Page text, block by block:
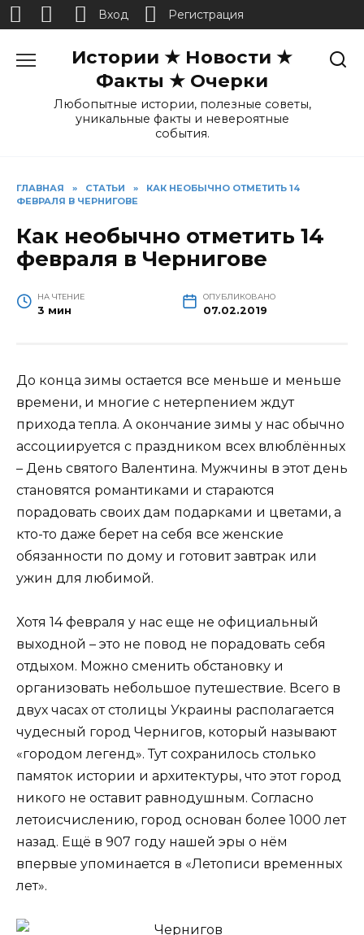
Истории ★ Новости ★
Факты ★ Очерки
Любопытные истории, полезные советы,
уникальные факты и невероятные
события.
ГЛАВНАЯ » СТАТЬИ »
КАК НЕОБЫЧНО ОТМЕТИТЬ 14
ФЕВРАЛЯ В ЧЕРНИГОВЕ
Как необычно отметить 14
февраля в Чернигове
НА ЧТЕНИЕ
3 мин
ОПУБЛИКОВАНО
07.02.2019
До конца зимы остается все меньше и меньше
времени, и многие с нетерпением ждут
прихода тепла. А окончание зимы у нас обычно
ассоциируется с праздником всех влюблённых
– День святого Валентина. Мужчины в этот день
становятся романтиками и стараются
порадовать своих дам подарками и цветами, а
кто-то даже берет на себя все женские
обязанности по дому и готовит завтрак или
ужин для любимой.
Хотя 14 февраля у нас еще не официальный
выходной – это не повод не порадовать себя
отдыхом. Можно сменить обстановку и
организовать небольшое путешествие. Всего в
двух часах от столицы Украины располагается
чудесный город Чернигов, который называют
«городом легенд». Тут сохранилось столько
памяток истории и архитектуры, что этот город
никого не оставит равнодушным. Согласно
летоисчислению, город основан более 1000 лет
назад. Ещё в 907 году нашей эры о нём
впервые упоминается в «Летописи временных
лет».
Вход Регистрация